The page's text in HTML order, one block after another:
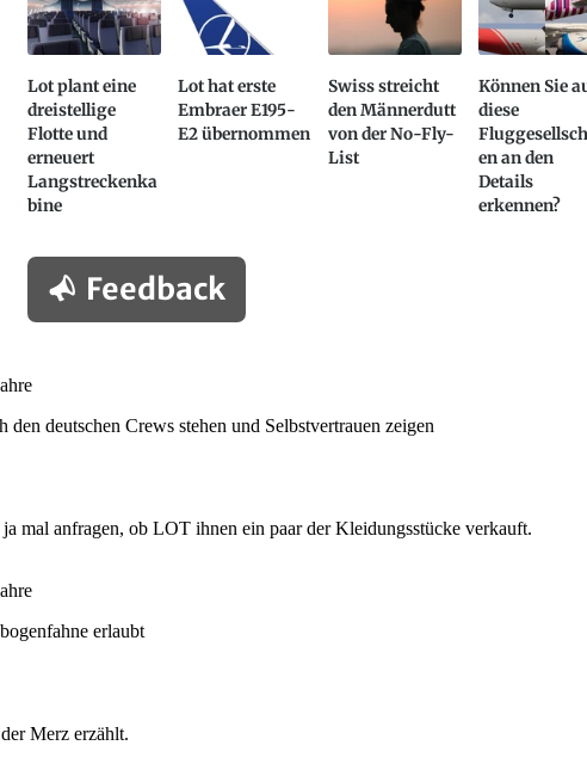
Lot plant eine
dreistellige
Flotte und
erneuert
Langstreckenka
bine
Lot hat erste
Embraer E195-
E2 übernommen
Swiss streicht
den Männerdutt
von der No-Fly-
List
Können Sie
diese
en an den
Details
erkennen?
Feedback